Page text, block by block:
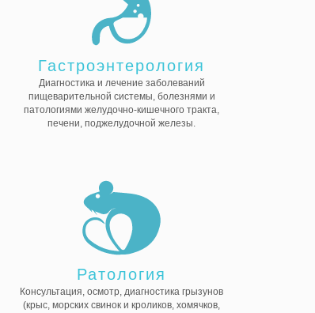
Гастроэнтерология
Диагностика и лечение заболеваний
пищеварительной системы, болезнями и
патологиями желудочно-кишечного тракта,
печени, поджелудочной железы.
Ратология
Консультация, осмотр, диагностика грызунов
(крыс, морских свинок и кроликов, хомячков,